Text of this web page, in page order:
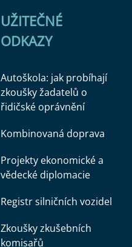
UŽITEČNÉ
ODKAZY
Autoškola: jak probíhají
zkoušky žadatelů o
řidičské oprávnění
Kombinovaná doprava
Projekty ekonomické a
vědecké diplomacie
Registr silničních vozidel
Zkoušky zkušebních
komisařů